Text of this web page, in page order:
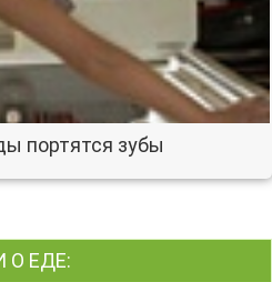
портятся зубы
О ЕДЕ: